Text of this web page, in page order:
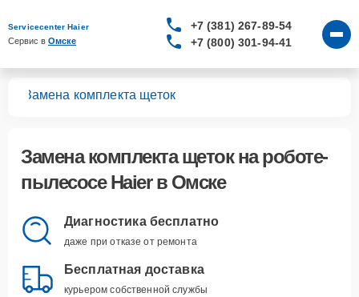
Servicecenter Haier
Сервис в Омске
+7 (381) 267-89-54
+7 (800) 301-94-41
Замена комплекта щеток
Замена комплекта щетокна роботе-
пылесосе Haier в Омске
Диагностика бесплатно
даже при отказе от ремонта
Бесплатная доставка
курьером собственной службы